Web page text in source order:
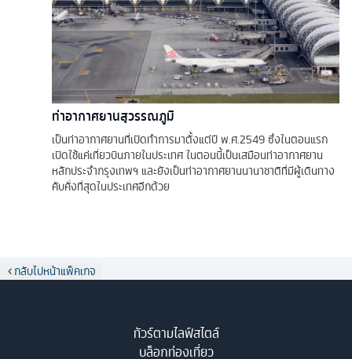
ท่าอากาศยานสุวรรณภูมิ
เป็นท่าอากาศยานที่เปิดทำการมาตั้งแต่ปี พ.ศ.2549 ซึ่งในตอนแรก
เปิดใช้แค่เที่ยวบินภายในประเทศ ในตอนนี้เป็นเสมือนท่าอากาศยาน
หลักประจำกรุงเทพฯ และยังเป็นท่าอากาศยานนานาชาติที่มีผู้เดินทาง
คับคั่งที่สุดในประเทศอีกด้วย
กลับไปหน้าแพ็คเกจ
ทัวร์ตามไลฟ์สไตล์
บล็อกท่องเที่ยว